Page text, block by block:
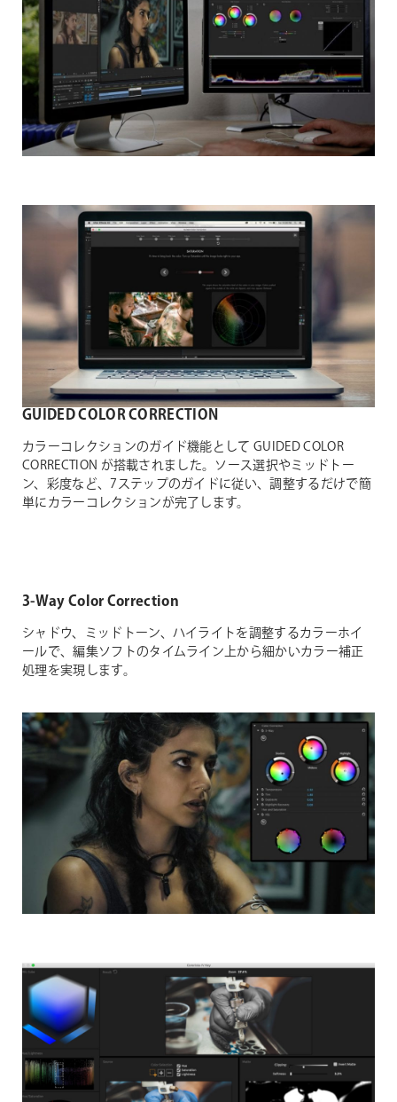
GUIDED COLOR CORRECTION
カラーコレクションのガイド機能として GUIDED COLOR
CORRECTION が搭載されました。ソース選択やミッドトー
ン、彩度など、7ステップのガイドに従い、調整するだけで簡
単にカラーコレクションが完了します。
3-Way Color Correction
シャドウ、ミッドトーン、ハイライトを調整するカラーホイ
ールで、編集ソフトのタイムライン上から細かいカラー補正
処理を実現します。